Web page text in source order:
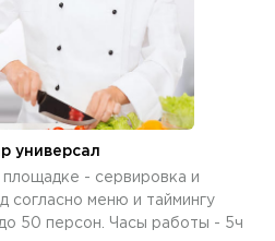
универсал
площадке - сервировка и
согласно меню и таймингу
50 персон. Часы работы - 5ч